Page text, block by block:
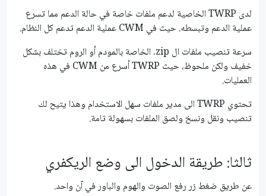
لدى TWRP الخاصية لدعم ملفات خاصة في حالة الدعم مما تسرع
عملية الدعم وتبسطه. حيث في CWM عملية الدعم تدعم كل النظام.
سرعة تنصيب ملفات ال zip. الخاصة بالمودم أو الروم تختلف بشكل
خفيف ولكن ملحوظ، حيث TWRP أسرع من CWM في هذه
العمليات.
تحتوي TWRP الى مدير ملفات سهل الاستخدام وهذا يتيح لك
تنصيب ونقل ونسخ ولصق الملفات بسهولة تامة.
ثالثا: طريقة الدخول الى وضع الريكفري
عن طريق ضغط زر رفع الصوت والهوم والباور في آن واحد.